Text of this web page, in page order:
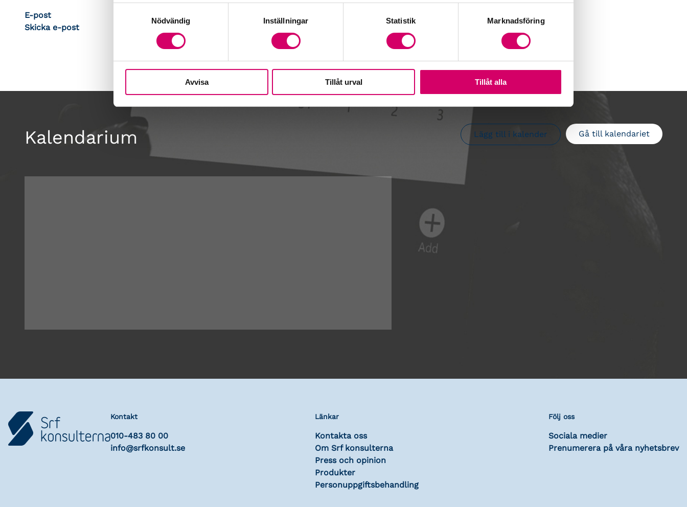
Nödvändig
Inställningar Statistik Marknadsföring
Avvisa Tillåt urval Tillåt alla
E-post
Skicka e-post
Kalendarium Gå till kalendariet
Lägg till i kalender
Kontakt
010-483 80 00
info@srfkonsult.se
Länkar
Kontakta oss
Om Srf konsulterna
Press och opinion
Produkter
Personuppgiftsbehandling
Följ oss
Sociala medier
Prenumerera på våra nyhetsbrev